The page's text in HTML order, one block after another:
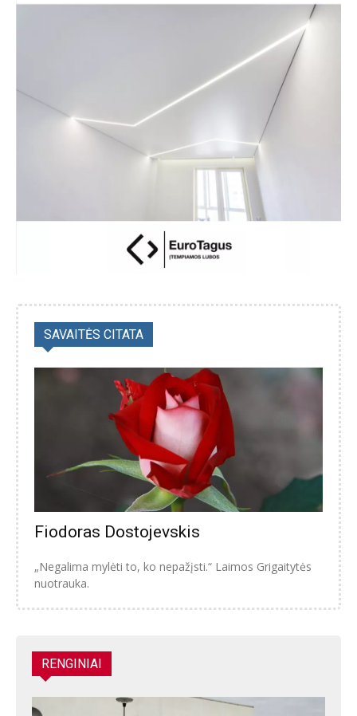
SAVAITĖS CITATA
Fiodoras Dostojevskis
„Negalima mylėti to, ko nepažįsti.“ Laimos Grigaitytės
nuotrauka.
RENGINIAI